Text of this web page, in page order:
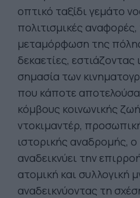
οπτικό ταξίδι γεμάτο
πολιτισμικές
μεταμόρφωση της
δεκαετίες, εστιάζοντας
σημασία των
που κάποτε
κόμβους κοινωνικής
ντοκιμαντέρ,
ιστορικής αναδρομής,
αναδεικνύει την
ατομική και συλλογική
αναδεικνύοντας τη